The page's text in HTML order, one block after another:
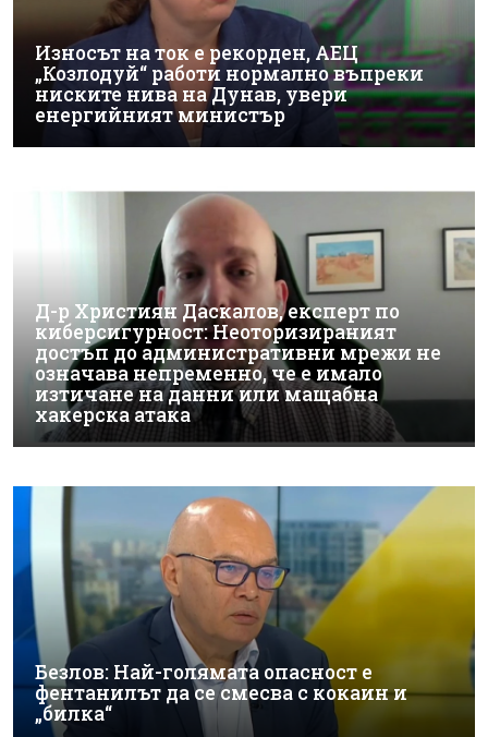
Износът на ток е рекорден, АЕЦ
„Козлодуй“ работи нормално въпреки
ниските нива на Дунав, увери
енергийният министър
Д-р Християн Даскалов, експерт по
киберсигурност: Неоторизираният
достъп до административни мрежи не
означава непременно, че е имало
изтичане на данни или мащабна
хакерска атака
Безлов: Най-голямата опасност е
фентанилът да се смесва с кокаин и
„билка“